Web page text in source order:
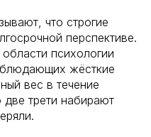
что строгие
перспективе.
психологии
жёсткие
вес в течение
две трети набирают